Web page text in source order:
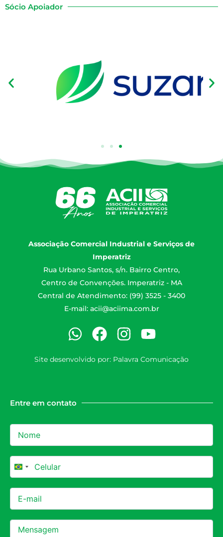
Sócio Apoiador
Associação Comercial Industrial e Serviços de
Imperatriz
Rua Urbano Santos, s/n. Bairro Centro,
Centro de Convenções. Imperatriz - MA
Central de Atendimento: (99) 3525 - 3400
E-mail: acii@aciima.com.br
Site desenvolvido por: Palavra Comunicação
Entre em contato
Brazil +55